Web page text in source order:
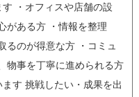
・オフィスや店舗の設
がある方 ・情報を整理
るのが得意な方 ・コミュ
物事を丁寧に進められる方
す 挑戦したい・成果を出